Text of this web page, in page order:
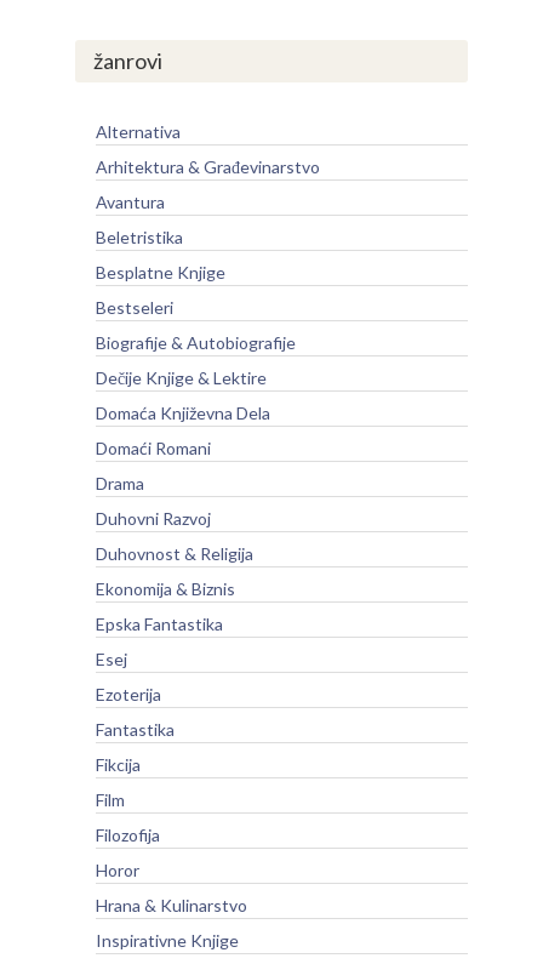
žanrovi
Alternativa
Arhitektura & Građevinarstvo
Avantura
Beletristika
Besplatne Knjige
Bestseleri
Biografije & Autobiografije
Dečije Knjige & Lektire
Domaća Književna Dela
Domaći Romani
Drama
Duhovni Razvoj
Duhovnost & Religija
Ekonomija & Biznis
Epska Fantastika
Esej
Ezoterija
Fantastika
Fikcija
Film
Filozofija
Horor
Hrana & Kulinarstvo
Inspirativne Knjige